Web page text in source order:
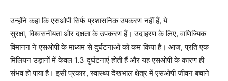
उन्होंने कहा कि एसओपी सिर्फ प्रशासनिक उपकरण नहीं हैं, ये
सुरक्षा, विश्वसनीयता और दक्षता के उपकरण हैं। उदाहरण के लिए, वाणिज्यिक
विमानन ने एसओपी के माध्यम से दुर्घटनाओं को कम किया है। आज, प्रति एक
मिलियन उड़ानों में केवल 1.3 दुर्घटनाएं होती हैं और यह एसओपी के कारण ही
संभव हो पाया है। इसी प्रकार, स्वास्थ्य देखभाल क्षेत्र में एसओपी जीवन बचाने